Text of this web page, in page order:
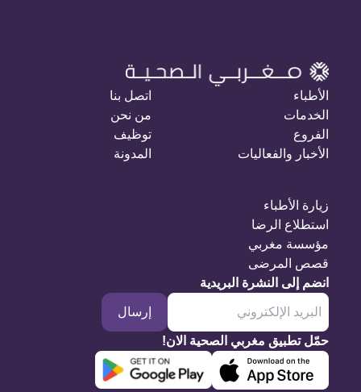
الأطباء
الخدمات
الفروع
الأخبار والفعاليات
اتصل بنا
من نحن
توظيف
المدونة
زيارة الأطباء
استطلاع الرضا
مؤسسة مغربي
قصص المرضى
انضم إلى النشرة البريدية
إرسال
حمّل تطبيق مغربي الصحية الان!